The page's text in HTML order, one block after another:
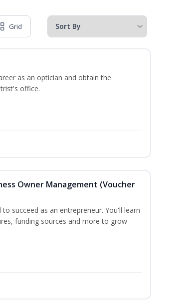
Grid
as an optician and obtain the
office.
Owner Management (Voucher
succeed as an entrepreneur. You'll learn
funding sources and more to grow